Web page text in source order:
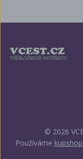
© 2026
Používáme